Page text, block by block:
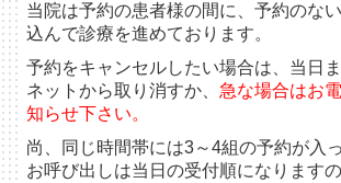
当院は予約の患者様の間に、予約のな
込んで診療を進めております。
予約をキャンセルしたい場合は、当日
ネットから取り消すか、 急な場合はお
知らせ下さい。
尚、同じ時間帯には3～4組の予約が入
お呼び出しは当日の受付順になります